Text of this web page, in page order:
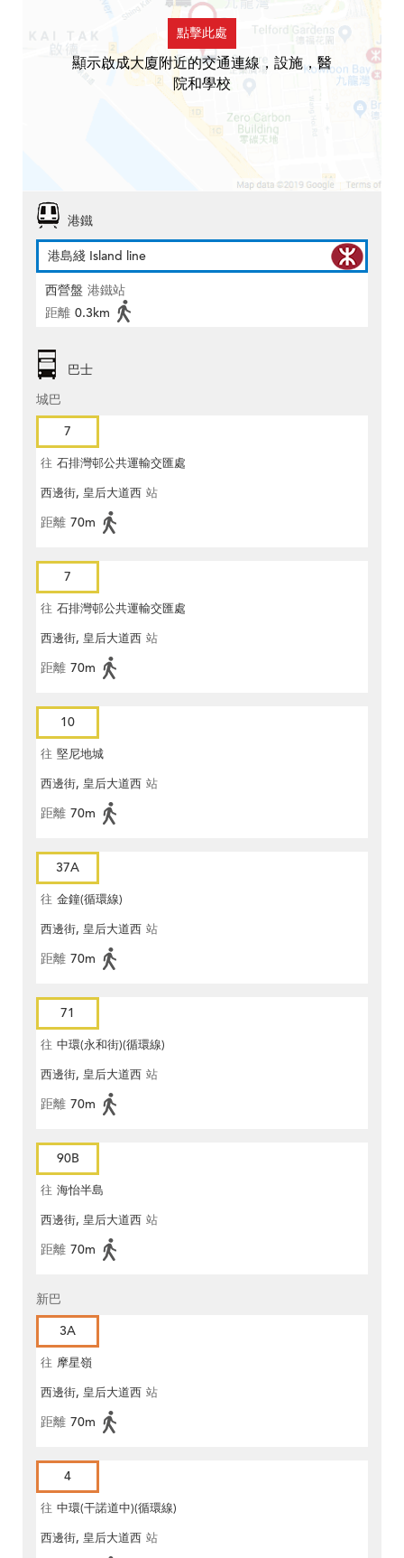
點擊此處
顯示啟成大廈附近的交通連線，設施，醫
院和學校
港鐵
港島綫 Island line
西營盤 港鐵站
距離 0.3km
巴士
城巴
7
往 石排灣邨公共運輸交匯處
西邊街, 皇后大道西 站
距離 70m
7
往 石排灣邨公共運輸交匯處
西邊街, 皇后大道西 站
距離 70m
10
往 堅尼地城
西邊街, 皇后大道西 站
距離 70m
37A
往 金鐘(循環線)
西邊街, 皇后大道西 站
距離 70m
71
往 中環(永和街)(循環線)
西邊街, 皇后大道西 站
距離 70m
90B
往 海怡半島
西邊街, 皇后大道西 站
距離 70m
新巴
3A
往 摩星嶺
西邊街, 皇后大道西 站
距離 70m
4
往 中環(干諾道中)(循環線)
西邊街, 皇后大道西 站